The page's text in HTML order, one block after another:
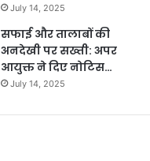
July 14, 2025
सफाई और तालाबों की
अनदेखी पर सख्ती: अपर
आयुक्त ने दिए नोटिस…
July 14, 2025